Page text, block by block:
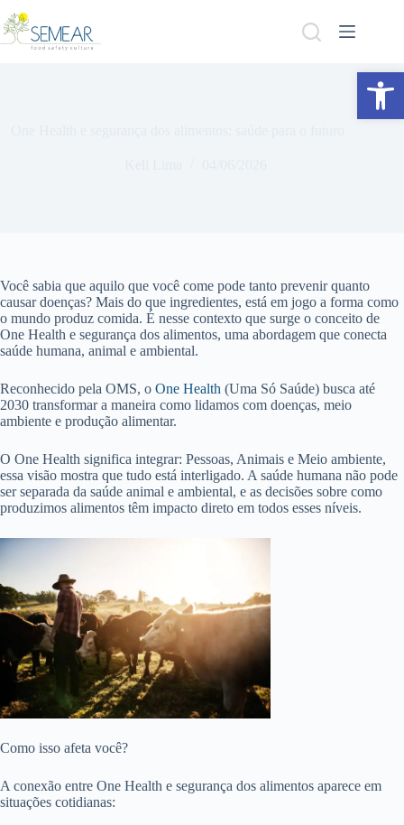
Abrir a barra de ferramentas
Você sabia que aquilo que você come pode tanto prevenir quanto
causar doenças? Mais do que ingredientes, está em jogo a forma como
o mundo produz comida. É nesse contexto que surge o conceito de
One Health e segurança dos alimentos, uma abordagem que conecta
saúde humana, animal e ambiental.
Reconhecido pela OMS, o One Health (Uma Só Saúde) busca até
2030 transformar a maneira como lidamos com doenças, meio
ambiente e produção alimentar.
O One Health significa integrar: Pessoas, Animais e Meio ambiente,
essa visão mostra que tudo está interligado. A saúde humana não pode
ser separada da saúde animal e ambiental, e as decisões sobre como
produzimos alimentos têm impacto direto em todos esses níveis.
Como isso afeta você?
A conexão entre One Health e segurança dos alimentos aparece em
situações cotidianas: